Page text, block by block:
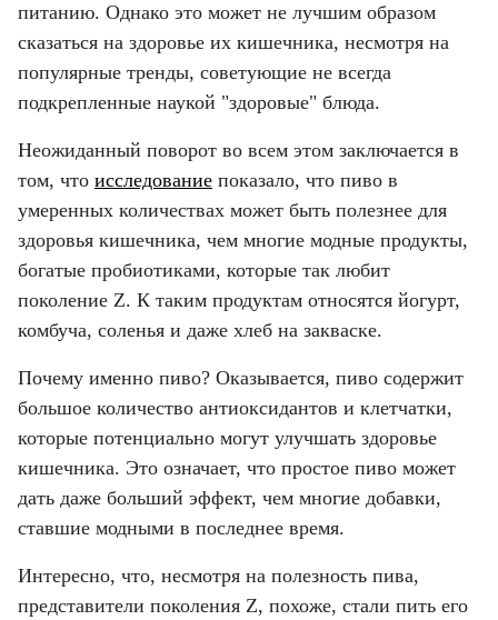
питанию. Однако это может не лучшим образом
сказаться на здоровье их кишечника, несмотря на
популярные тренды, советующие не всегда
подкрепленные наукой "здоровые" блюда.
Неожиданный поворот во всем этом заключается в
том, что исследование показало, что пиво в
умеренных количествах может быть полезнее для
здоровья кишечника, чем многие модные продукты,
богатые пробиотиками, которые так любит
поколение Z. К таким продуктам относятся йогурт,
комбуча, соленья и даже хлеб на закваске.
Почему именно пиво? Оказывается, пиво содержит
большое количество антиоксидантов и клетчатки,
которые потенциально могут улучшать здоровье
кишечника. Это означает, что простое пиво может
дать даже больший эффект, чем многие добавки,
ставшие модными в последнее время.
Интересно, что, несмотря на полезность пива,
представители поколения Z, похоже, стали пить его